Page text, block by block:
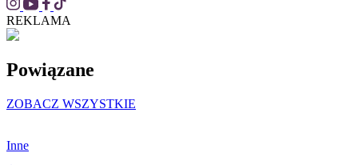
REKLAMA
Powiązane
ZOBACZ WSZYSTKIE
Inne